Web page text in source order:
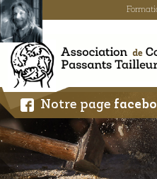
Skip
to
content
Notre page